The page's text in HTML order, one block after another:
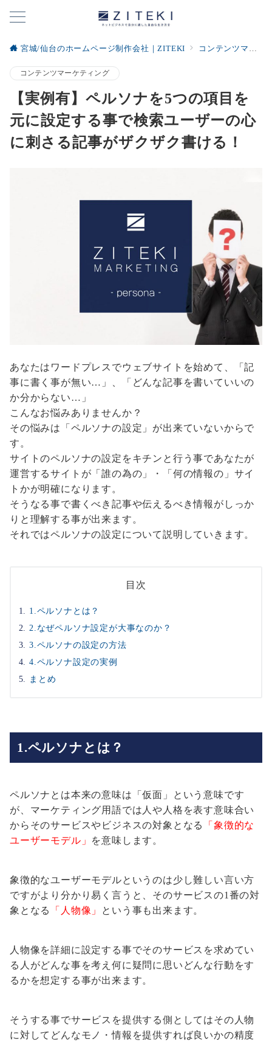
宮城/仙台のホームページ制作会社｜ZITEKI コンテンツマーケティング
コンテンツマーケティング
【実例有】ペルソナを5つの項目を
元に設定する事で検索ユーザーの心
に刺さる記事がザクザク書ける！
あなたはワードプレスでウェブサイトを始めて、「記
事に書く事が無い…」、「どんな記事を書いていいの
か分からない…」
こんなお悩みありませんか？
その悩みは「ペルソナの設定」が出来ていないからで
す。
サイトのペルソナの設定をキチンと行う事であなたが
運営するサイトが「誰の為の」・「何の情報の」サイ
トかが明確になります。
そうなる事で書くべき記事や伝えるべき情報がしっか
りと理解する事が出来ます。
それではペルソナの設定について説明していきます。
目次
1.ペルソナとは？
2.なぜペルソナ設定が大事なのか？
3.ペルソナの設定の方法
4.ペルソナ設定の実例
まとめ
1.ペルソナとは？
ペルソナとは本来の意味は「仮面」という意味です
が、マーケティング用語では人や人格を表す意味合い
からそのサービスやビジネスの対象となる
「象徴的な
ユーザーモデル」 を意味します。
象徴的なユーザーモデルというのは少し難しい言い方
ですがより分かり易く言うと、そのサービスの1番の対
象となる
「人物像」 という事も出来ます。
人物像を詳細に設定する事でそのサービスを求めてい
る人がどんな事を考え何に疑問に思いどんな行動をす
るかを想定する事が出来ます。
そうする事でサービスを提供する側としてはその人物
に対してどんなモノ・情報を提供すれば良いかの精度